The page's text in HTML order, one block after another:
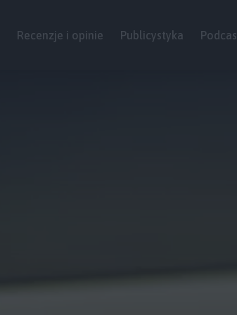
Recenzje i opinie Publicystyka